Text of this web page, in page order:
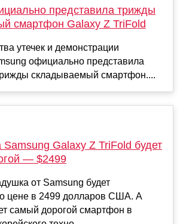
представила трижды
смартфон Galaxy Z TriFold
утечек и демонстрации
официально представила
складываемый смартфон....
Galaxy Z TriFold будет
— $2499
от Samsung будет
цене в 2499 долларов США. А
самый дорогой смартфон в